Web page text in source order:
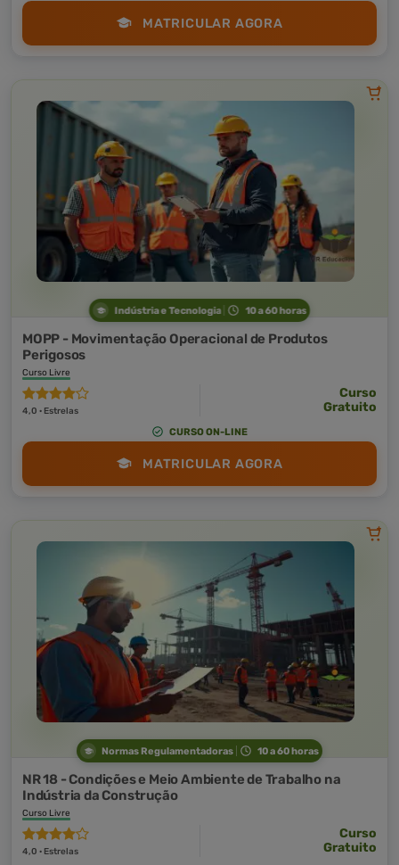
MATRICULAR AGORA
Indústria e Tecnologia 10 a 60 horas
MOPP - Movimentação Operacional de Produtos
Perigosos
Curso Livre
4,0 · Estrelas
Curso
Gratuito
CURSO ON-LINE
MATRICULAR AGORA
Normas Regulamentadoras 10 a 60 horas
NR 18 - Condições e Meio Ambiente de Trabalho na
Indústria da Construção
Curso Livre
4,0 · Estrelas
Curso
Gratuito